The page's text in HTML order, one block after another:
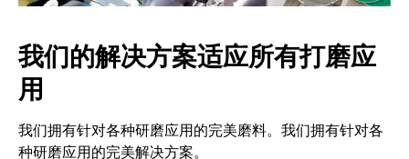
我们的解决方案适应所有打磨应
用
我们拥有针对各种研磨应用的完美磨料。我们拥有针对各
种研磨应用的完美解决方案。